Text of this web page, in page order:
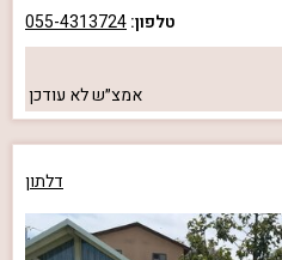
טלפון:055-4313724
אמצ״שלא עודכן
דלתון